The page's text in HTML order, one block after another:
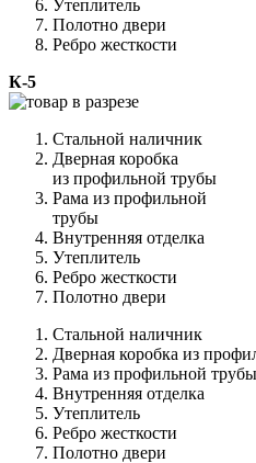
Утеплитель
Полотно двери
Ребро жесткости
К-5
Стальной наличник
Дверная коробка
из профильной трубы
Рама из профильной
трубы
Внутренняя отделка
Утеплитель
Ребро жесткости
Полотно двери
Стальной наличник
Дверная коробка из
Рама из профильной трубы
Внутренняя отделка
Утеплитель
Ребро жесткости
Полотно двери